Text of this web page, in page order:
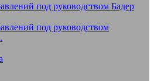
под руководством Бадер
под руководством